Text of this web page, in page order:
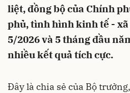
liệt, đồng bộ của Chính
phủ, tình hình kinh tế -
5/2026 và 5 tháng đầu
nhiều kết quả tích cực.
Đây là chia sẻ của Bộ